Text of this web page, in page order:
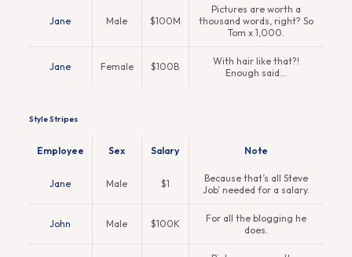
Jane Male $100M
Pictures are worth a
thousand words, right? So
Tom x 1,000.
Jane Female $100B
With hair like that?!
Enough said…
Style Stripes
Employee Sex Salary Note
Jane Male $1
Because that’s all Steve
Job’ needed for a salary.
John Male $100K
For all the blogging he
does.